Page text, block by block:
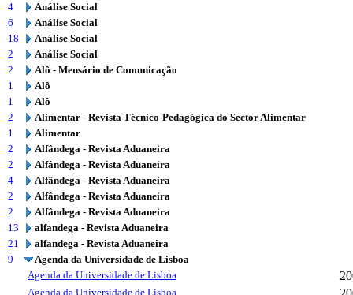
4
Análise Social
6
Análise Social
18
Análise Social
2
Análise Social
2
Alô - Mensário de Comunicação
1
Alô
1
Alô
2
Alimentar - Revista Técnico-Pedagógica do Sector Alimentar
1
Alimentar
2
Alfândega - Revista Aduaneira
2
Alfândega - Revista Aduaneira
4
Alfândega - Revista Aduaneira
2
Alfândega - Revista Aduaneira
2
Alfândega - Revista Aduaneira
13
alfandega - Revista Aduaneira
21
alfandega - Revista Aduaneira
9
Agenda da Universidade de Lisboa
Agenda da Universidade de Lisboa
Agenda da Universidade de Lisboa